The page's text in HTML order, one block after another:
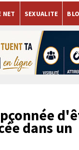
NET SEXUALITE
dans un